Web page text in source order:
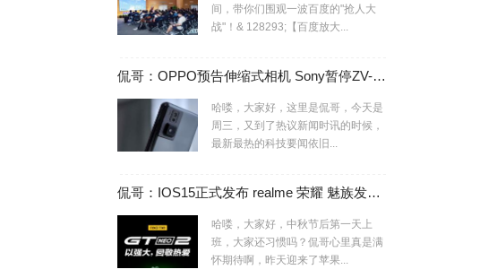
间，带你们围观一波百度的"抢人大
战"！& 128293;【百度放大...
侃哥：OPPO预告伸缩式相机 Sony暂停ZV-E10相机生产
哈喽，大家好，这里是侃哥，今天是
周三，又到了热议新闻时讯的时候，
最新最热的科技要闻依旧...
侃哥：IOS15正式发布 realme 荣耀 魅族发布会撞车
哈喽，大家好，中秋节后第一天上
班，大家还习惯吗？侃哥心里真是满
怀期待啊，昨天迎来了苹果...